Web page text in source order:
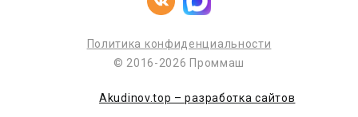
Политика конфиденциальности
© 2016-2026 Проммаш
Akudinov.top – разработка сайтов